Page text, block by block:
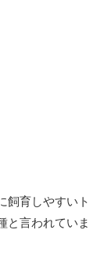
飼育しやすいト
と言われていま